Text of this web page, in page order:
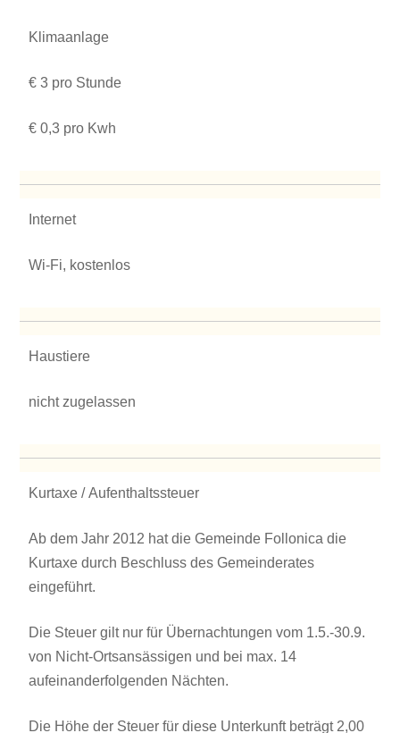
Klimaanlage
€ 3 pro Stunde
€ 0,3 pro Kwh
Internet
Wi-Fi, kostenlos
Haustiere
nicht zugelassen
Kurtaxe / Aufenthaltssteuer
Ab dem Jahr 2012 hat die Gemeinde Follonica die
Kurtaxe durch Beschluss des Gemeinderates
eingeführt.
Die Steuer gilt nur für Übernachtungen vom 1.5.-30.9.
von Nicht-Ortsansässigen und bei max. 14
aufeinanderfolgenden Nächten.
Die Höhe der Steuer für diese Unterkunft beträgt 2,00